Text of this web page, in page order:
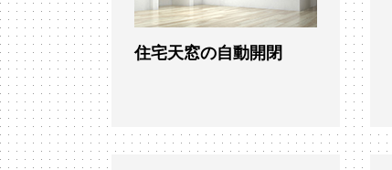
住宅天窓の自動開閉